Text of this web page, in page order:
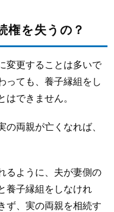
権を失うの？
変更することは多いで
っても、養子縁組をし
はできません。
両親が亡くなれば、
るように、夫が妻側の
養子縁組をしなけれ
ず、実の両親を相続す